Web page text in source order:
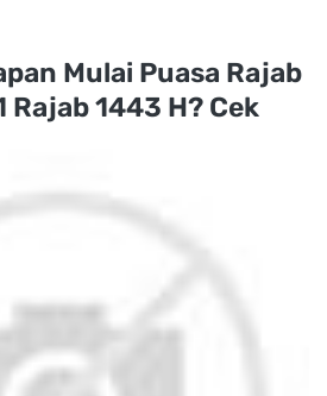
Mulai Puasa Rajab
Rajab 1443 H? Cek